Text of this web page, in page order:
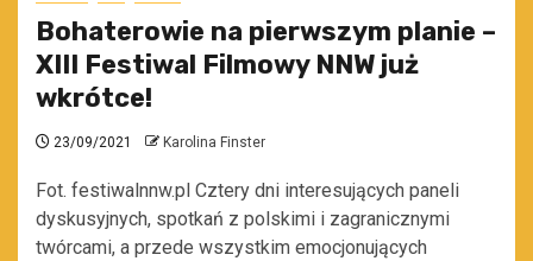
Bohaterowie na pierwszym planie –
XIII Festiwal Filmowy NNW już
wkrótce!
23/09/2021 Karolina Finster
Fot. festiwalnnw.pl Cztery dni interesujących paneli
dyskusyjnych, spotkań z polskimi i zagranicznymi
twórcami, a przede wszystkim emocjonujących